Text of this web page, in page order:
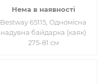
Нема в наявності
Bestway 65115, Одномісна
надувна байдарка (каяк)
275-81 см